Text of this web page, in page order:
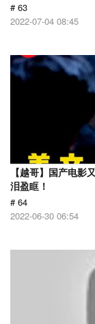
# 63
2022-07-04 08:45
【越哥】国产电影
泪盈眶！
# 64
2022-06-30 06:54